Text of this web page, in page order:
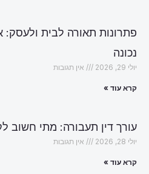
פתרונות תאורה לבית ולעסק:
נכונה
יולי 29, 2026 אין תגובות
קרא עוד »
עורך דין תעבורה: מתי חשוב
יולי 28, 2026 אין תגובות
קרא עוד »